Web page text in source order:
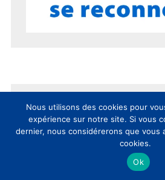
15 ans du CLIC en 15
Nous utilisons des cookies pour
expérience sur notre site. Si vous
dernier, nous considérerons que vous
cookies.
Ok